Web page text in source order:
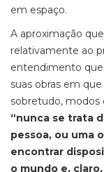
em espaço.
A aproximação
relativamente ao
entendimento
suas obras em
sobretudo, modos
“nunca se trata
pessoa, ou uma
encontrar
o mundo e,